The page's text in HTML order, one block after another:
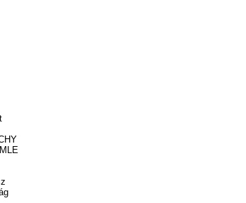
1961-62. (Mendöl Tibor)